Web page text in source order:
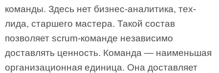
команды. Здесь нет бизнес-аналитика, тех-
лида, старшего мастера. Такой состав
позволяет scrum-команде независимо
доставлять ценность. Команда — наименьшая
организационная единица. Она доставляет